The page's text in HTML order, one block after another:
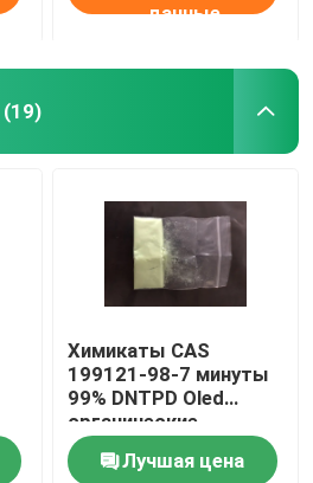
данные
(19)
Химикаты CAS
199121-98-7 минуты
99% DNTPD Oled
органические
материальные Oled
очищенности
Лучшая цена